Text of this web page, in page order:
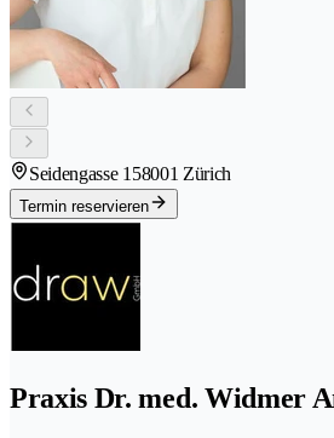
Seidengasse 158001 Zürich
Termin reservieren
Praxis Dr. med. Widmer